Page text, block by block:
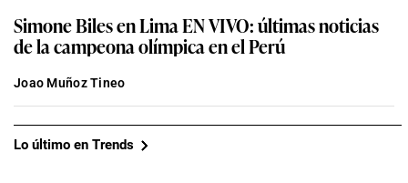
Simone Biles en Lima EN VIVO: últimas noticias
de la campeona olímpica en el Perú
Joao Muñoz Tineo
Lo último en Trends